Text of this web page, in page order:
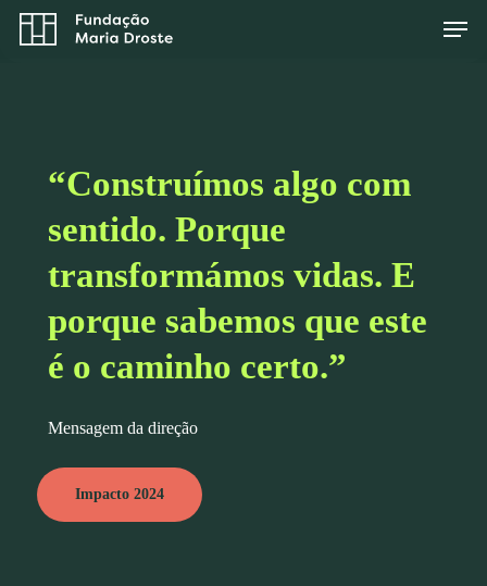
Skip
Menu
“Construímos algo com
sentido. Porque
transformámos vidas. E
porque sabemos que este
é o caminho certo.”
Mensagem da direção
Impacto 2024